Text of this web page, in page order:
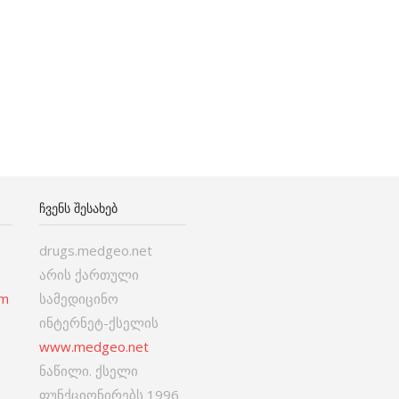
ᲩᲕᲔᲜᲡ ᲨᲔᲡᲐᲮᲔᲑ
drugs.medgeo.net
არის ქართული
სამედიცინო
ინტერნეტ-ქსელის
www.medgeo.net
ნაწილი. ქსელი
ფუნქციონირებს 1996